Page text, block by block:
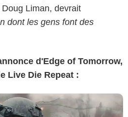
Liman, devrait
dont les gens font des
d'Edge of Tomorrow,
Live Die Repeat :